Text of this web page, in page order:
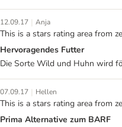
12.09.17 | Anja
This is a stars rating area from
Hervoragendes Futter
Die Sorte Wild und Huhn wird
07.09.17 | Hellen
This is a stars rating area from
Prima Alternative zum BARF